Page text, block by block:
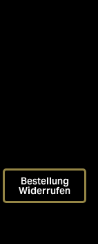
Bestellung
Widerrufen